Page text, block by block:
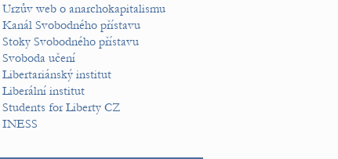
Urzův web o anarchokapitalismu
Kanál Svobodného přístavu
Stoky Svobodného přístavu
Svoboda učení
Libertariánský institut
Liberální institut
Students for Liberty CZ
INESS